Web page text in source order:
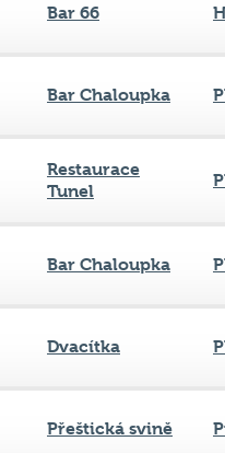
Bar 66
Bar Chaloupka
Restaurace
Tunel
Bar Chaloupka
Dvacítka
Přeštická svině